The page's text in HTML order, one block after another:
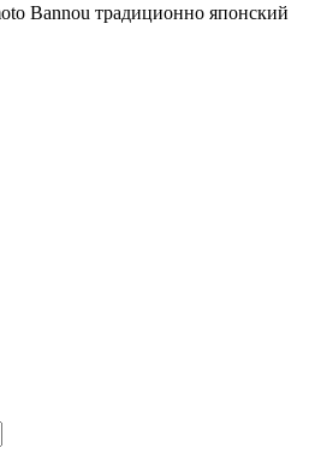
Bannou традиционно японский